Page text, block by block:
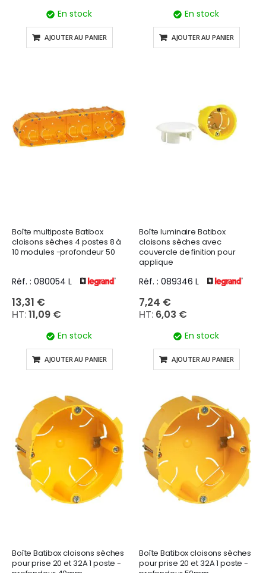
En stock
AJOUTER AU PANIER
En stock
AJOUTER AU PANIER
Boîte multiposte Batibox
cloisons sèches 4 postes 8 à
10 modules -profondeur 50
Réf. : 080054 L
13,31 €
11,09 €
En stock
AJOUTER AU PANIER
Boîte luminaire Batibox
cloisons sèches avec
couvercle de finition pour
applique
Réf. : 089346 L
7,24 €
6,03 €
En stock
AJOUTER AU PANIER
Boîte Batibox cloisons sèches
pour prise 20 et 32A 1 poste -
Boîte Batibox cloisons sèches
pour prise 20 et 32A 1 poste -